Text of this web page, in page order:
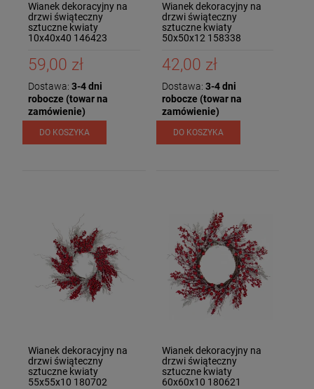
Wianek dekoracyjny na
drzwi świąteczny
sztuczne kwiaty
10x40x40 146423
59,00 zł
Dostawa: 3-4 dni
robocze (towar na
zamówienie)
DO KOSZYKA
Wianek dekoracyjny na
drzwi świąteczny
sztuczne kwiaty
50x50x12 158338
42,00 zł
Dostawa: 3-4 dni
robocze (towar na
zamówienie)
DO KOSZYKA
Wianek dekoracyjny na
drzwi świąteczny
sztuczne kwiaty
55x55x10 180702
Wianek dekoracyjny na
drzwi świąteczny
sztuczne kwiaty
60x60x10 180621